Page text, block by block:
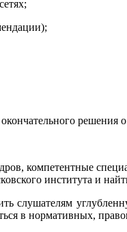
решения
компетентные
института и
в нормативных,